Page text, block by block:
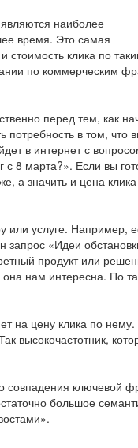
наиболее
время. Это самая
стоимость клика по
по коммерческим
перед тем, как
потребность в том, что
в интернет с
с 8 марта?». Если вы
а значить и цена
или услуге. Например,
запрос «Идеи
продукт или
нам интересна. По
на цену клика по
высокочастотник,
совпадения ключевой
большое